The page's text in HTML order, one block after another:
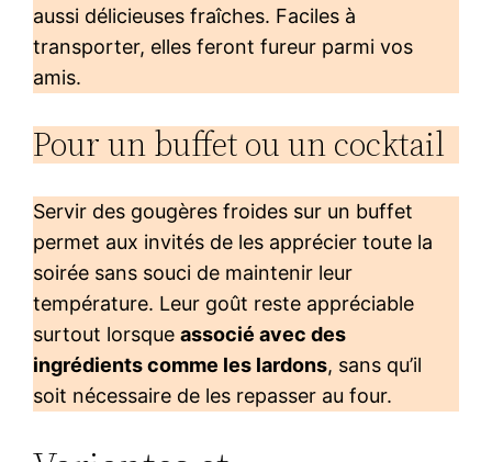
aussi délicieuses fraîches. Faciles à
transporter, elles feront fureur parmi vos
amis.
Pour un buffet ou un cocktail
Servir des gougères froides sur un buffet
permet aux invités de les apprécier toute la
soirée sans souci de maintenir leur
température. Leur goût reste appréciable
surtout lorsqueassocié avec des
ingrédients comme les lardons, sans qu’il
soit nécessaire de les repasser au four.